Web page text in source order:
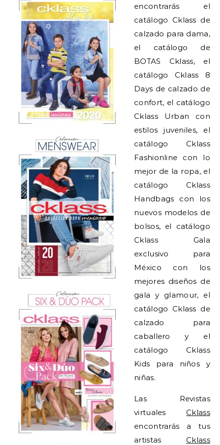
encontrarás el
catálogo Cklass de
calzado para dama,
el catálogo de
BOTAS Cklass, el
catálogo Cklass 8
Days de calzado de
confort, el catálogo
Cklass Urban con
estilos juveniles, el
catálogo Cklass
Fashionline con lo
mejor de la ropa, el
catálogo Cklass
Handbags con los
nuevos modelos de
bolsos, el catálogo
Cklass Gala
exclusivo para
México con los
mejores diseños de
gala y glamour, el
catálogo Cklass de
calzado para
caballero y el
catálogo Cklass
Kids para niños y
niñas.
Las Revistas
virtualesCklass
encontrarás a tus
artistasCklass